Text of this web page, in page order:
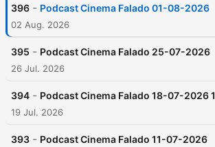
396 - Podcast Cinema Falado 01-08-2026
02 Aug. 2026
395 - Podcast Cinema Falado 25-07-2026
26 Jul. 2026
394 - Podcast Cinema Falado 18-07-2026 1
19 Jul. 2026
393 - Podcast Cinema Falado 11-07-2026